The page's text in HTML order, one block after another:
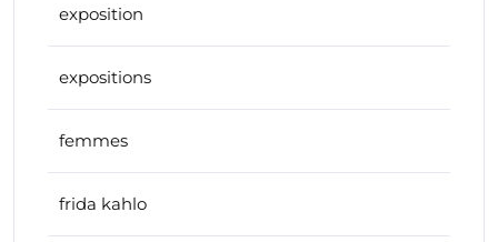
exposition
expositions
femmes
frida kahlo